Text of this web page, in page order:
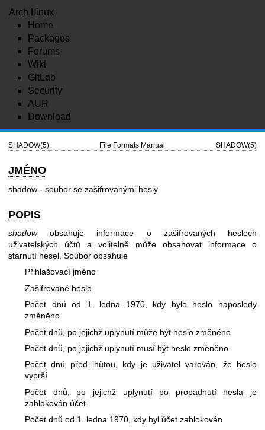
Arch Linux
Home
Packages
Forums
Wiki
GitLab
Security
AUR
Download
SHADOW(5) File Formats Manual SHADOW(5)
JMÉNO
shadow - soubor se zašifrovanými hesly
POPIS
shadowobsahuje informace o zašifrovaných heslech
uživatelských účtů a volitelně může obsahovat informace o
stárnutí hesel. Soubor obsahuje
Přihlašovací jméno
Zašifrované heslo
Počet dnů od 1. ledna 1970, kdy bylo heslo naposledy
změněno
Počet dnů, po jejichž uplynutí může být heslo změněno
Počet dnů, po jejichž uplynutí musí být heslo změněno
Počet dnů před lhůtou, kdy je uživatel varován, že heslo
vyprší
Počet dnů, po jejichž uplynutí po propadnutí hesla je
zablokován účet.
Počet dnů od 1. ledna 1970, kdy byl účet zablokován